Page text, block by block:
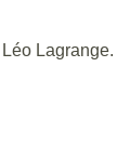
Lagrange.